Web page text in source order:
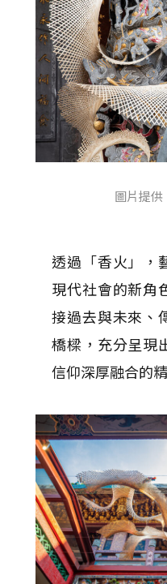
圖片提供
透過「香火」，
現代社會的新角
接過去與未來、
橋樑，充分呈現
信仰深厚融合的